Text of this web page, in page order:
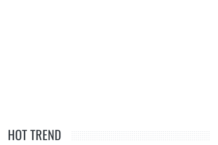
HOT TREND